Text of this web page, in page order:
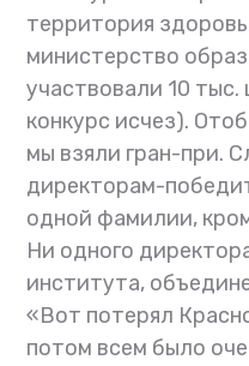
территория
министерство
участвовали 10
конкурс исчез).
мы взяли гран-при.
директорам-
одной фамилии,
Ни одного
института,
«Вот потерял
потом всем было